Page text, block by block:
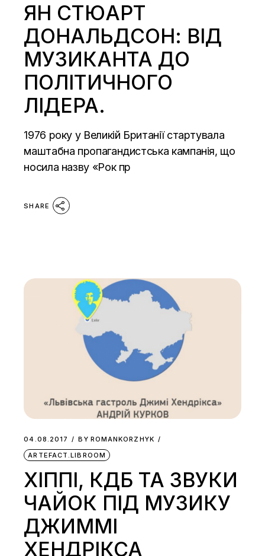
ЯН СТЮАРТ
ДОНАЛЬДСОН: ВІД
МУЗИКАНТА ДО
ПОЛІТИЧНОГО
ЛІДЕРА.
1976 року у Великій Британії стартувала
маштабна пропагандистська кампанія, що
носила назву «Рок пр
SHARE
04.08.2017 BY ROMANKORZHYK
ARTEFACT.LIBROOM
ХІППІ, КДБ ТА ЗВУКИ
ЧАЙОК ПІД МУЗИКУ
ДЖИММІ
ХЕНДРІКСА